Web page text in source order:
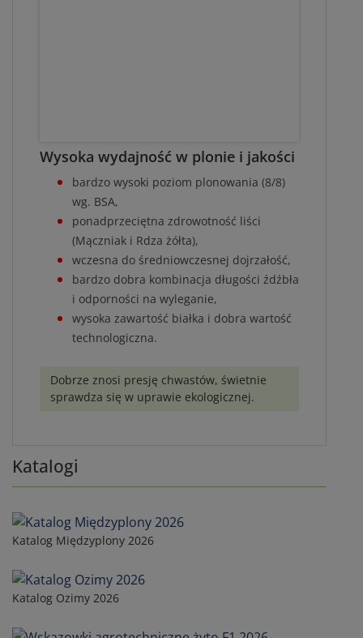
Katalogi
Katalog Międzyplony 2026
Katalog Ozimy 2026
Wysoka wydajność w plonie i jakości
bardzo wysoki poziom plonowania (8/8)
wg. BSA,
ponadprzeciętna zdrowotność liści
(Mączniak i Rdza żółta),
wczesna do średniowczesnej dojrzałość,
bardzo dobra kombinacja długości źdźbła
i odporności na wyleganie,
wysoka zawartość białka i dobra wartość
technologiczna.
Dobrze znosi presję chwastów, świetnie
sprawdza się w uprawie ekologicznej.